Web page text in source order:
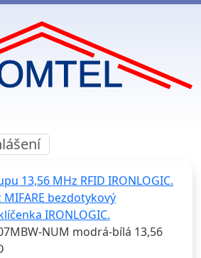
13,56 MHz RFID IRONLOGIC.
MIFARE bezdotykový
IRONLOGIC.
NUM modrá-bílá 13,56